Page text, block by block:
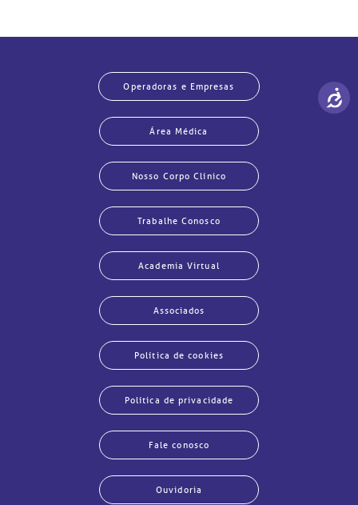
Operadoras e Empresas
Área Médica
Nosso Corpo Clínico
Trabalhe Conosco
Academia Virtual
Associados
Política de cookies
Política de privacidade
Fale conosco
Ouvidoria